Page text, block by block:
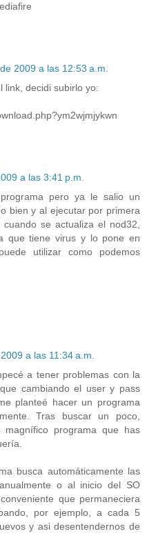
2009 a las 12:53 a.m.
link, decidi subirlo yo:
a las 3:41 p.m.
pero ya le salio un
bien y al ejecutar por primera
se actualiza el nod32,
que tiene virus y lo pone en
utilizar como podemos
a las 11:34 a.m.
a tener problemas con la
cambiando el user y pass
planteé hacer un programa
Tras buscar un poco,
programa que has
busca automáticamente las
o al inicio del SO
que permaneciera
por ejemplo, a cada 5
y asi desentendernos de